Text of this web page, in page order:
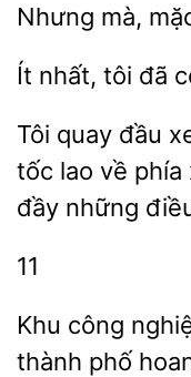
Nhưng mà,
tôi đã
Tôi quay đầu
tốc lao về phía
đầy những
11
Khu công
thành phố